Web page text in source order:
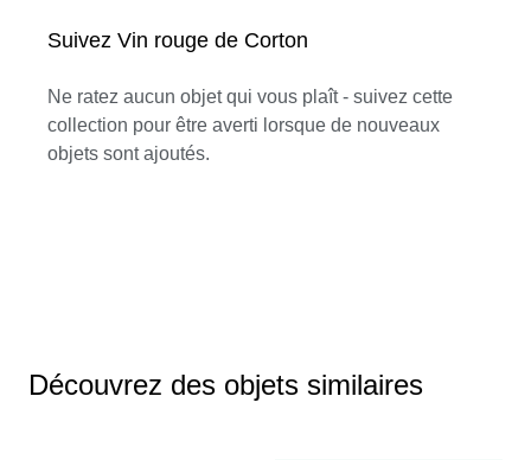
Suivez Vin rouge de Corton
Ne ratez aucun objet qui vous plaît - suivez cette
collection pour être averti lorsque de nouveaux
objets sont ajoutés.
Découvrez des objets similaires